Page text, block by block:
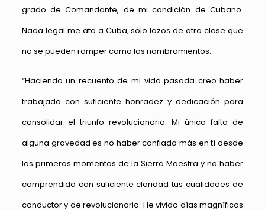
grado de Comandante, de mi condición de Cubano.
Nada legal me ata a Cuba, sólo lazos de otra clase que
no se pueden romper como los nombramientos.
“Haciendo un recuento de mi vida pasada creo haber
trabajado con suficiente honradez y dedicación para
consolidar el triunfo revolucionario. Mi única falta de
alguna gravedad es no haber confiado más en tí desde
los primeros momentos de la Sierra Maestra y no haber
comprendido con suficiente claridad tus cualidades de
conductor y de revolucionario. He vivido días magníficos